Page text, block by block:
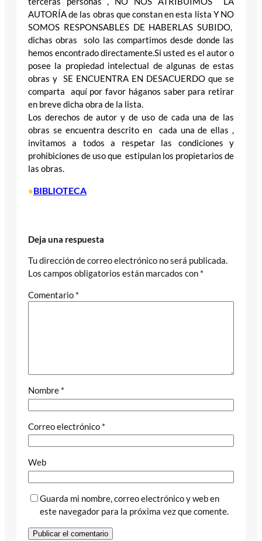
AUTORÍA de las obras que constan en esta lista Y NO
SOMOS RESPONSABLES DE HABERLAS SUBIDO,
dichas obras solo las compartimos desde donde las
hemos encontrado directamente.Si usted es el autor o
posee la propiedad intelectual de algunas de estas
obras y SE ENCUENTRA EN DESACUERDO que se
comparta aquí por favor háganos saber para retirar
en breve dicha obra de la lista.
Los derechos de autor y de uso de cada una de las
obras se encuentra descrito en cada una de ellas ,
invitamos a todos a respetar las condiciones y
prohibiciones de uso que estipulan los propietarios de
las obras.
•BIBLIOTECA
Deja una respuesta
Tu dirección de correo electrónico no será publicada.
Los campos obligatorios están marcados con *
Comentario *
Nombre *
Correo electrónico *
Web
Guarda mi nombre, correo electrónico y web en
este navegador para la próxima vez que comente.